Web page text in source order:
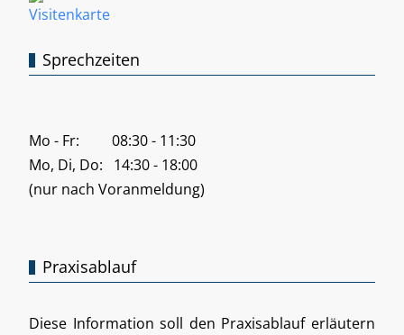
Sprechzeiten
Mo - Fr: 08:30 - 11:30
Mo, Di, Do: 14:30 - 18:00
(nur nach Voranmeldung)
Praxisablauf
Diese Information soll den Praxisablauf erläutern